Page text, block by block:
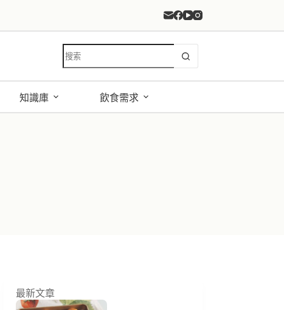
找
不
到
合
知識庫 飲食需求
最新文章